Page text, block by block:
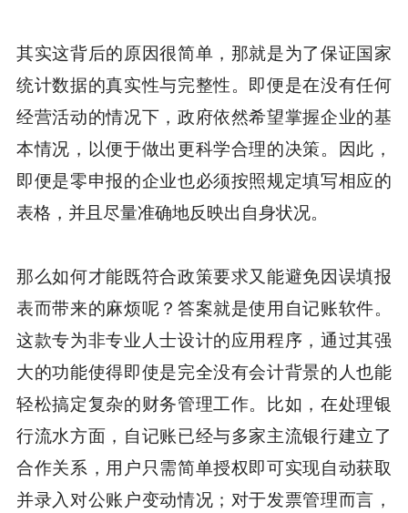
其实这背后的原因很简单，那就是为了保证国家
统计数据的真实性与完整性。即便是在没有任何
经营活动的情况下，政府依然希望掌握企业的基
本情况，以便于做出更科学合理的决策。因此，
即便是零申报的企业也必须按照规定填写相应的
表格，并且尽量准确地反映出自身状况。
那么如何才能既符合政策要求又能避免因误填报
表而带来的麻烦呢？答案就是使用自记账软件。
这款专为非专业人士设计的应用程序，通过其强
大的功能使得即使是完全没有会计背景的人也能
轻松搞定复杂的财务管理工作。比如，在处理银
行流水方面，自记账已经与多家主流银行建立了
合作关系，用户只需简单授权即可实现自动获取
并录入对公账户变动情况；对于发票管理而言，